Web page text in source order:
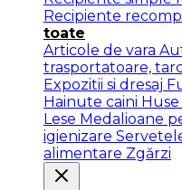
Recipiente
toate
Articole de vara
trasportatoare,
Expozitii si dresaj
Hainute caini
Lese Medalioane
igienizare
alimentare Zgărzi